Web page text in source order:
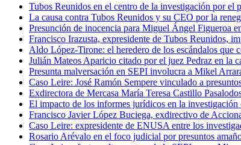
Tubos Reunidos en el centro de la investigación por el
La causa contra Tubos Reunidos y su CEO por la
Presunción de inocencia para Miguel Ángel Figueroa
Francisco Irazusta, expresidente de Tubos Reunidos,
Aldo López-Tirone: el heredero de los escándalos que
Julián Mateos Aparicio citado por el juez Pedraz en la
Presunta malversación en SEPI involucra a Mikel
Caso Leire: José Ramón Sempere vinculado a
Exdirectora de Mercasa María Teresa Castillo
El impacto de los informes jurídicos en la
Francisco Javier López Buciega, exdirectivo de
Caso Leire: expresidente de ENUSA entre los
Rosario Arévalo en el foco judicial por presuntos